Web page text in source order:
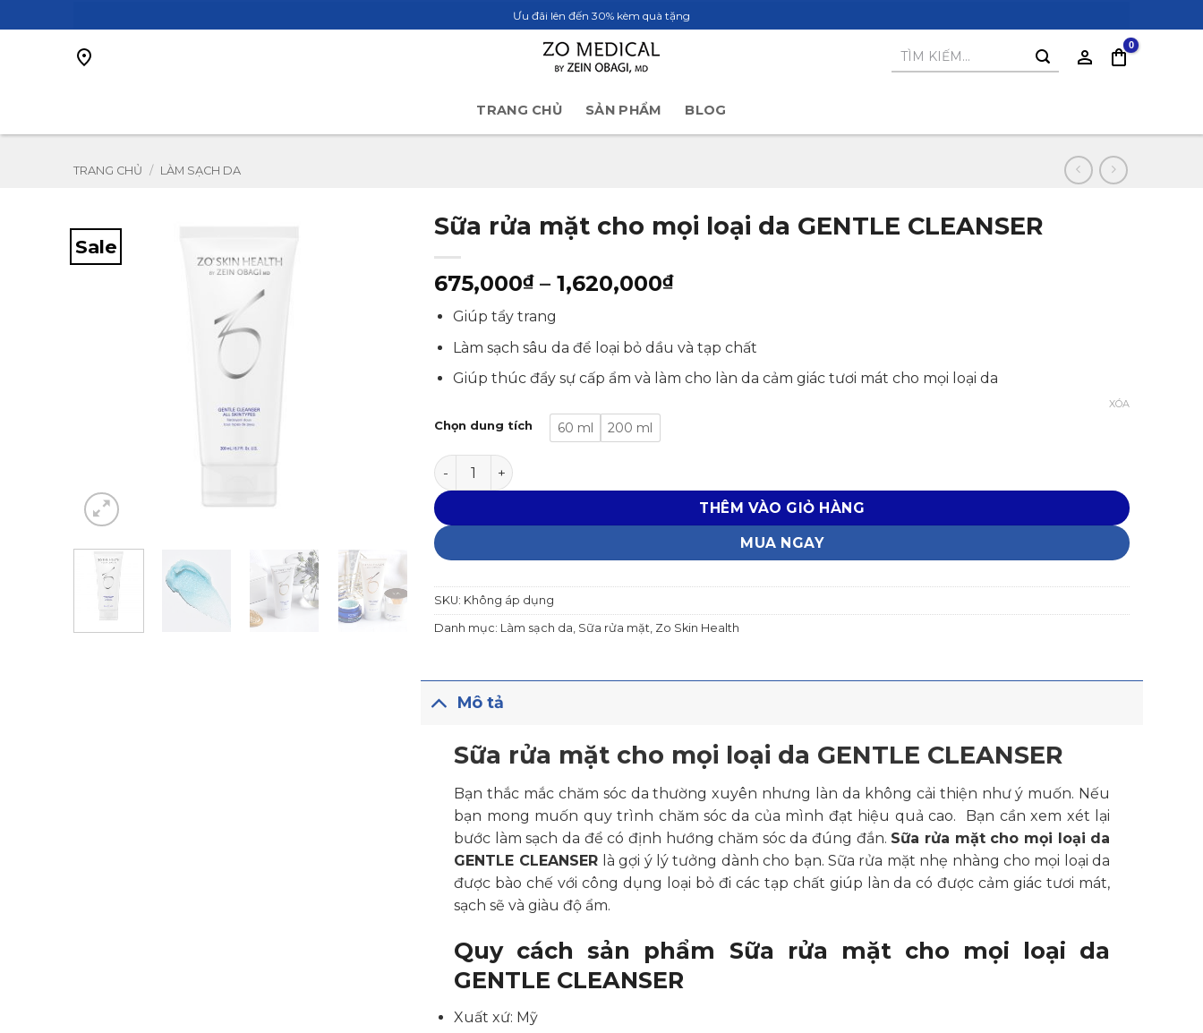
qua
Ưu đãi lên đến 30% kèm quà tặng
Tìm
TRANG CHỦ SẢN PHẨM BLOG
TRANG CHỦ / LÀM SẠCH DA
Sale
Sữa rửa mặt cho mọi loại da GENTLE CLEANSER
675,000₫ – 1,620,000₫Khoảng
675,000₫
đến
1,620,000₫
Giúp tẩy trang
Làm sạch sâu da để loại bỏ dầu và tạp chất
Giúp thúc đẩy sự cấp ẩm và làm cho làn da cảm giác tươi mát cho mọi loại da
Chọn dung tích 60 ml 200 ml
XÓA
Sữa rửa mặt cho mọi loại da GENTLE CLEANSER số lượng
THÊM VÀO GIỎ HÀNG
MUA NGAY
SKU: Không áp dụng
Danh mục: Làm sạch da Sữa rửa mặt Zo Skin Health
Mô tả
Sữa rửa mặt cho mọi loại da GENTLE CLEANSER
Bạn thắc mắc chăm sóc da thường xuyên nhưng làn da không cải thiện như ý muốn. Nếu
bạn mong muốn quy trình chăm sóc da của mình đạt hiệu quả cao. Bạn cần xem xét lại
bước làm sạch da để có định hướng chăm sóc da đúng đắn. Sữa rửa mặt cho mọi loại da
GENTLE CLEANSER là gợi ý lý tưởng dành cho bạn. Sữa rửa mặt nhẹ nhàng cho mọi loại da
được bào chế với công dụng loại bỏ đi các tạp chất giúp làn da có được cảm giác tươi mát,
sạch sẽ và giàu độ ẩm.
Quy cách sản phẩm Sữa rửa mặt cho mọi loại da
GENTLE CLEANSER
Xuất xứ: Mỹ